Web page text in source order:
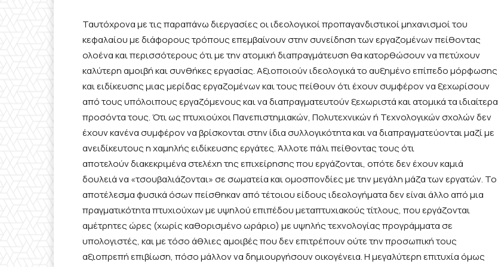
Ταυτόχρονα με τις παραπάνω διεργασίες οι ιδεολογικοί προπαγανδιστικοί μηχανισμοί του
κεφαλαίου με διάφορους τρόπουςεπεμβαίνουνστην συνείδηση των εργαζομένων πείθοντας
ολοένα και περισσότερους ότι με την ατομική διαπραγμάτευση θα κατορθώσουν να πετύχουν
καλύτερη αμοιβή και συνθήκες εργασίας.Αξιοποιούν ιδεολογικά το αυξημένο επίπεδο μόρφωσης
και ειδίκευσηςμιας μερίδαςεργαζομένων και τους πείθουν ότι έχουν συμφέρον να ξεχωρίσουν
από τους υπόλοιπους εργαζόμενους και να διαπραγματευτούν ξεχωριστά και ατομικά τα ιδιαίτερα
προσόντα τους. Ότι ως πτυχιούχοι Πανεπιστημιακών, Πολυτεχνικών ή Τεχνολογικών σχολών δεν
έχουν κανένα συμφέρον να βρίσκονταιστην ίδιασυλλογικότητακαι να διαπραγματεύονταιμαζίμε
ανειδίκευτους η χαμηλής ειδίκευσης εργάτες. Άλλοτε πάλιπείθοντας τουςότι
αποτελούνδιακεκριμένα στελέχη της επιχείρησης που εργάζονται, οπότε δεν έχουν καμιά
δουλειά να «τσουβαλιάζονται» σε σωματεία και ομοσπονδίες με την μεγάλη μάζα των εργατών. Το
αποτέλεσμα φυσικά όσων πείσθηκαν από τέτοιου είδους ιδεολογήματα δεν είναι άλλο από μια
πραγματικότητα πτυχιούχων με υψηλού επιπέδου μεταπτυχιακούς τίτλους, που εργάζονται
αμέτρητες ώρες (χωρίς καθορισμένο ωράριο) μευψηλής τεχνολογίας προγράμματα σε
υπολογιστές, και με τόσο άθλιες αμοιβές που δεν επιτρέπουν ούτε την προσωπική τους
αξιοπρεπή επιβίωση, πόσο μάλλον να δημιουργήσουν οικογένεια. Η μεγαλύτερη επιτυχία όμως